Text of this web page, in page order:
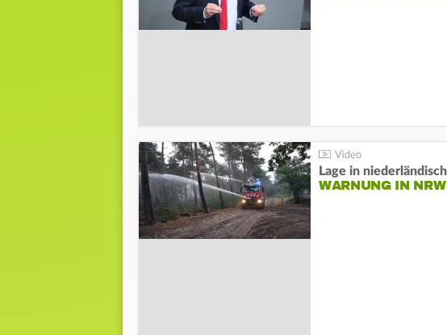
WARNUNG IN NRW